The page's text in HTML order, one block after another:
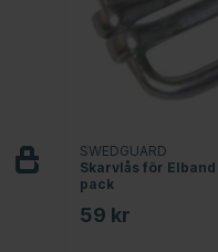
SWEDGUARD
Skarvlås för
pack
59 kr